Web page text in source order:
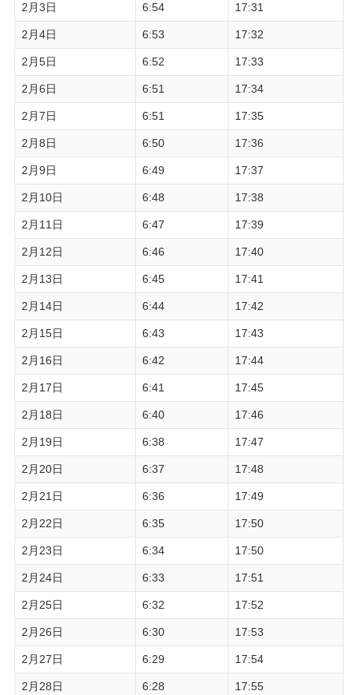
2月3日 6:54 17:31
2月4日 6:53 17:32
2月5日 6:52 17:33
2月6日 6:51 17:34
2月7日 6:51 17:35
2月8日 6:50 17:36
2月9日 6:49 17:37
2月10日 6:48 17:38
2月11日 6:47 17:39
2月12日 6:46 17:40
2月13日 6:45 17:41
2月14日 6:44 17:42
2月15日 6:43 17:43
2月16日 6:42 17:44
2月17日 6:41 17:45
2月18日 6:40 17:46
2月19日 6:38 17:47
2月20日 6:37 17:48
2月21日 6:36 17:49
2月22日 6:35 17:50
2月23日 6:34 17:50
2月24日 6:33 17:51
2月25日 6:32 17:52
2月26日 6:30 17:53
2月27日 6:29 17:54
2月28日 6:28 17:55